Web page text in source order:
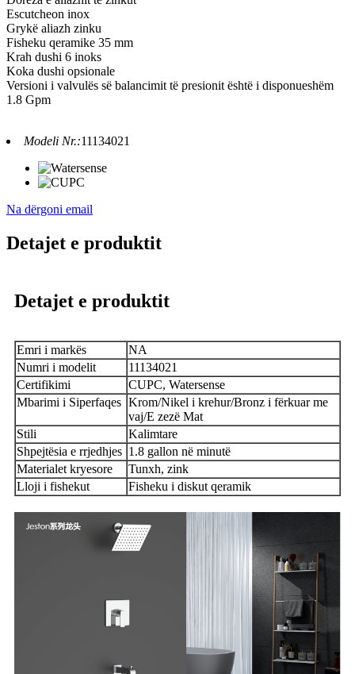
Escutcheon inox
Grykë aliazh zinku
Fisheku qeramike 35 mm
Krah dushi 6 inoks
Koka dushi opsionale
Versioni i valvulës së balancimit të presionit është i disponueshëm
1.8 Gpm
Modeli Nr.:11134021
Na dërgoni email
Detajet e produktit
Detajet e produktit
Emri i markës
NA
Numri i modelit
11134021
Certifikimi
CUPC, Watersense
Mbarimi i Siperfaqes Krom/Nikel i krehur/Bronz i fërkuar me
vaj/E zezë Mat
Stili
Kalimtare
Shpejtësia e rrjedhjes 1.8 gallon në minutë
Materialet kryesore
Tunxh, zink
Lloji i fishekut
Fisheku i diskut qeramik